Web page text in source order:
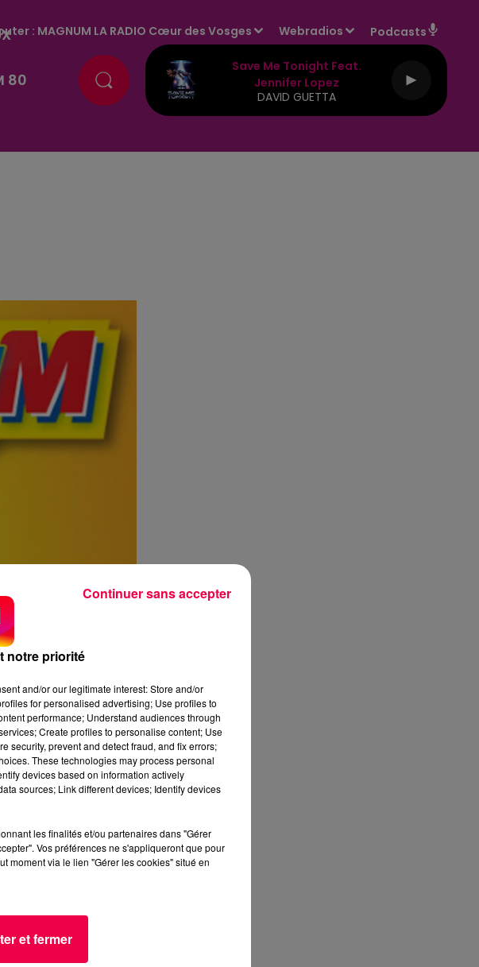
80
: MAGNUM LA RADIO Cœur des Vosges Webradios Podcasts
Save Me Tonight Feat.
Jennifer Lopez
DAVID GUETTA
notre priorité
and/or our legitimate interest: Store and/or
for personalised advertising; Use profiles to
performance; Understand audiences through
Create profiles to personalise content; Use
security, prevent and detect fraud, and fix errors;
These technologies may process personal
devices based on information actively
sources; Link different devices; Identify devices
les finalités et/ou partenaires dans "Gérer
Vos préférences ne s'appliqueront que pour
moment via le lien "Gérer les cookies" situé en
et fermer
Continuer sans accepter